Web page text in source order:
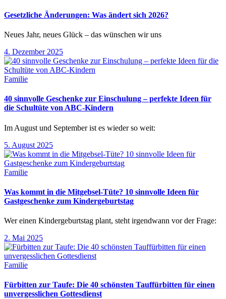
Gesetzliche Änderungen: Was ändert sich 2026?
Neues Jahr, neues Glück – das wünschen wir uns
4. Dezember 2025
Familie
40 sinnvolle Geschenke zur Einschulung – perfekte Ideen für
die Schultüte von ABC-Kindern
Im August und September ist es wieder so weit:
5. August 2025
Familie
Was kommt in die Mitgebsel-Tüte? 10 sinnvolle Ideen für
Gastgeschenke zum Kindergeburtstag
Wer einen Kindergeburtstag plant, steht irgendwann vor der Frage:
2. Mai 2025
Familie
Fürbitten zur Taufe: Die 40 schönsten Tauffürbitten für einen
unvergesslichen Gottesdienst